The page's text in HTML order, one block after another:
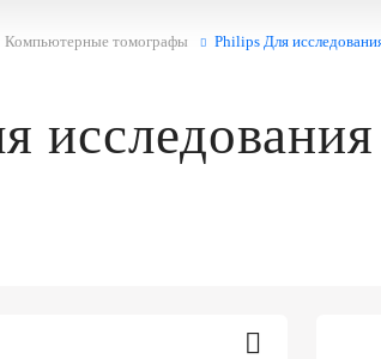
Компьютерные томографы Philips Для
исследования